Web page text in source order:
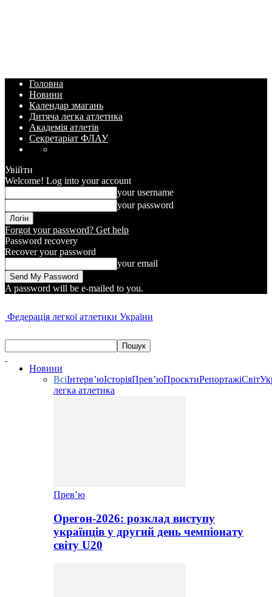
Головна
Новини
Календар змагань
Дитяча легка атлетика
Академія атлетів
Секретаріат ФЛАУ
Увійти
Welcome! Log into your account
your username
your password
Forgot your password? Get help
Password recovery
Recover your password
your email
A password will be e-mailed to you.
Федерація легкої атлетики України
Новини
ВсіІнтерв’юІсторіяПрев’юПроєктиРепортажіСвіт
легка атлетика
Прев’ю
Орегон-2026: розклад виступу
українців у другий день чемпіонату
світу U20